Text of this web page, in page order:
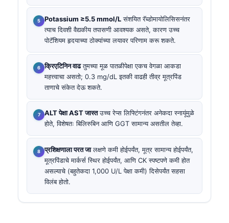
Potassium ≥5.5 mmol/Lसंशयित रॅब्डोमायोलिसिसनंतर
त्याच दिवशी वैद्यकीय तपासणी आवश्यक असते, कारण उच्च
पोटॅशियम हृदयाच्या ठोक्यांच्या लयावर परिणाम करू शकते.
क्रिएटिनिन वाढतुमच्या मूळ पातळीपेक्षा एकच वेगळा आकडा
महत्त्वाचा असतो; 0.3 mg/dL इतकी वाढही तीव्र मूत्रपिंड
ताणाचे संकेत देऊ शकते.
ALT पेक्षा AST जास्तउच्च रेप्स लिफ्टिंगनंतर अनेकदा स्नायूंमुळे
होते, विशेषतः बिलिरुबिन आणि GGT सामान्य असतील तेव्हा.
प्रशिक्षणाला परत जालक्षणे कमी होईपर्यंत, मूत्र सामान्य होईपर्यंत,
मूत्रपिंडाचे मार्कर्स स्थिर होईपर्यंत, आणि CK स्पष्टपणे कमी होत
असल्याचे (बहुतेकदा 1,000 U/L पेक्षा कमी) दिसेपर्यंत सहसा
विलंब होतो.